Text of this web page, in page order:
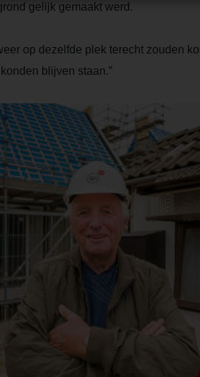
gelijk gemaakt werd.
op dezelfde plek terecht zouden
blijven staan.”